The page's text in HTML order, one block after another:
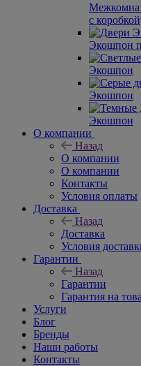
с коробкой
Экошпон
Экошпон
Экошпон
Экошпон
О компании
Назад
О компании
О компании
Контакты
Условия оплаты
Доставка
Назад
Доставка
Условия
Гарантии
Назад
Гарантии
Гарантия на
Услуги
Блог
Бренды
Наши работы
Контакты